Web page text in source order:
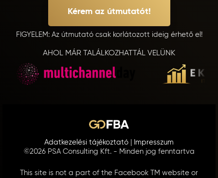
Kérem az útmutatót!
FIGYELEM: Az útmutató csak korlátozott ideig érhető el!
‍AHOL MÁR TALÁLKOZHATTÁL VELÜNK
Adatkezelési tájékoztató
Impresszum
©2026 PSA Consulting Kft. - Minden jog fenntartva
This site is not a part of the Facebook TM website or